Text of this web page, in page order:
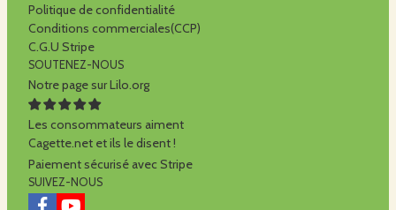
Politique de confidentialité
Conditions commerciales(CCP)
C.G.U Stripe
SOUTENEZ-NOUS
Notre page sur Lilo.org
Les consommateurs aiment
Cagette.net et ils le disent !
Paiement sécurisé avec Stripe
SUIVEZ-NOUS